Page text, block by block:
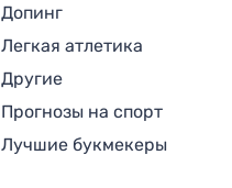
Допинг
Легкая атлетика
Другие
Прогнозы на спорт
Лучшие букмекеры